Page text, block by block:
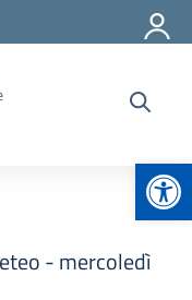
- mercoledì